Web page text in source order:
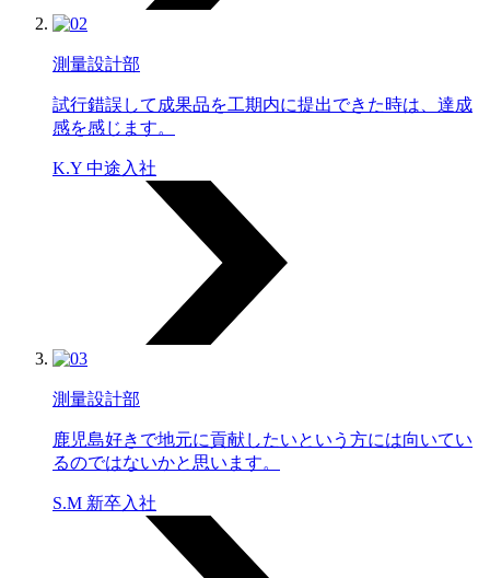
測量設計部
試行錯誤して成果品を工期内に提出できた時は、達成
感を感じます。
K.Y 中途入社
測量設計部
鹿児島好きで地元に貢献したいという方には向いてい
るのではないかと思います。
S.M 新卒入社